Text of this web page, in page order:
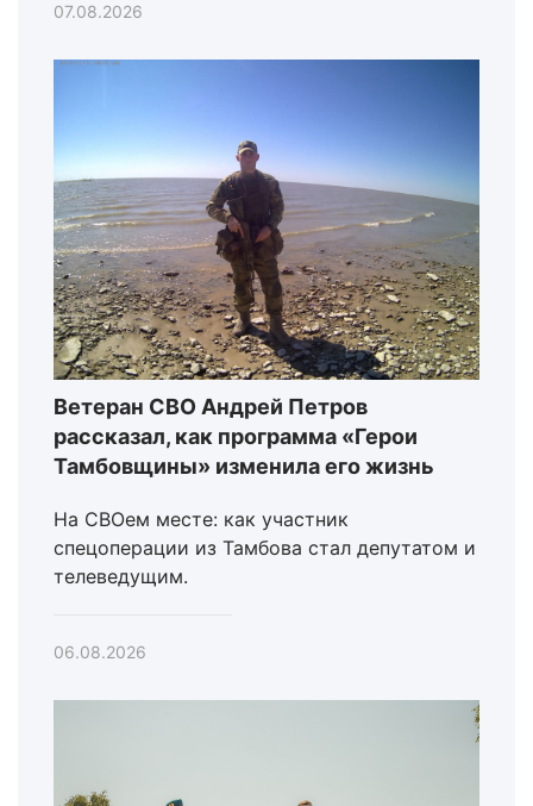
07.08.2026
Ветеран СВО Андрей Петров
рассказал, как программа «Герои
Тамбовщины» изменила его жизнь
На СВОем месте: как участник
спецоперации из Тамбова стал депутатом и
телеведущим.
06.08.2026